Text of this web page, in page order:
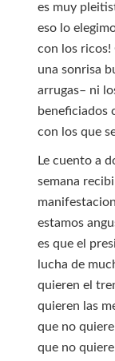
es muy
eso lo
con los ricos!
una sonrisa
arrugas– ni
beneficiados
con los que
Le cuento a
semana
estamos
es que el
lucha de
quieren el
quieren las
que no
que no